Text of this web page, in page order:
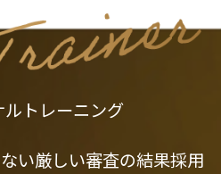
トレーニング
い厳しい審査の結果採用